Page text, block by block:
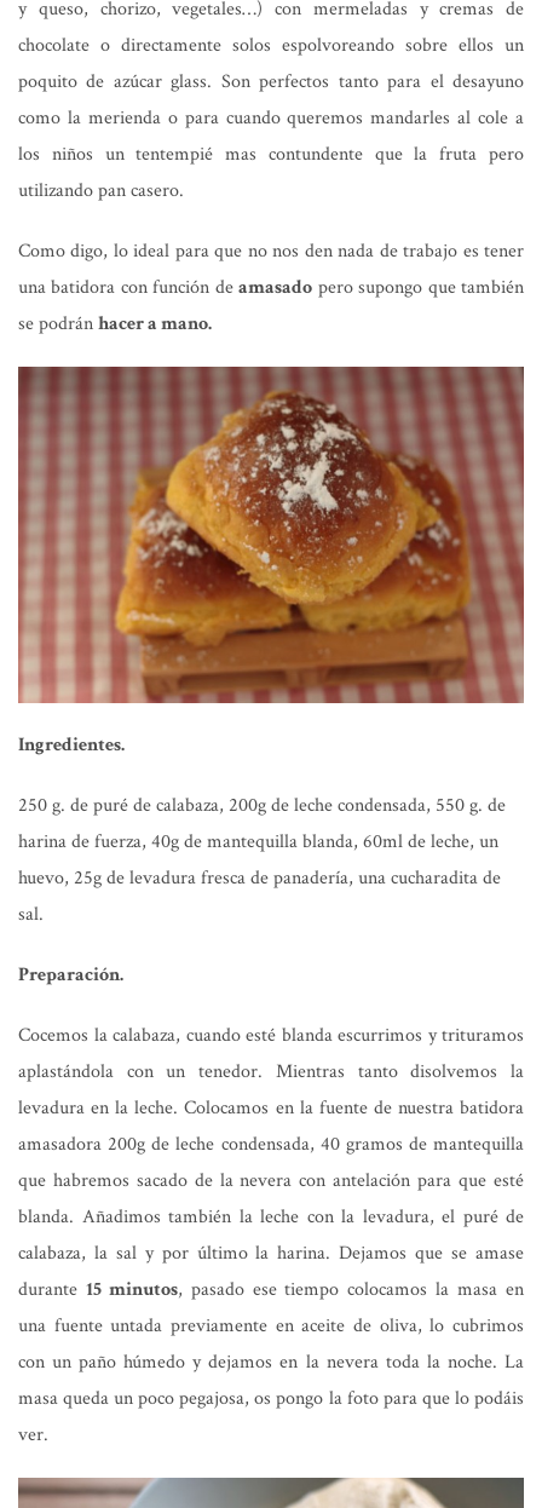
y queso, chorizo, vegetales…) con mermeladas y cremas de
chocolate o directamente solos espolvoreando sobre ellos un
poquito de azúcar glass. Son perfectos tanto para el desayuno
como la merienda o para cuando queremos mandarles al cole a
los niños un tentempié mas contundente que la fruta pero
utilizando pan casero.
Como digo, lo ideal para que no nos den nada de trabajo es tener
una batidora con función deamasado pero supongo que también
se podránhacer a mano.
Ingredientes.
250 g. de puré de calabaza, 200g de leche condensada, 550 g. de
harina de fuerza, 40g de mantequilla blanda, 60ml de leche, un
huevo, 25g de levadura fresca de panadería, una cucharadita de
sal.
Preparación.
Cocemos la calabaza, cuando esté blanda escurrimos y trituramos
aplastándola con un tenedor. Mientras tanto disolvemos la
levadura en la leche. Colocamos en la fuente de nuestra batidora
amasadora 200g de leche condensada, 40 gramos de mantequilla
que habremos sacado de la nevera con antelación para que esté
blanda. Añadimos también la leche con la levadura, el puré de
calabaza, la sal y por último la harina. Dejamos que se amase
durante 15 minutos, pasado ese tiempo colocamos la masa en
una fuente untada previamente en aceite de oliva, lo cubrimos
con un paño húmedo y dejamos en la nevera toda la noche. La
masa queda un poco pegajosa, os pongo la foto para que lo podáis
ver.